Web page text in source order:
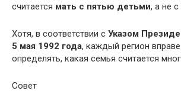
считается мать с пятью детьми, а не с
Хотя, в соответствии с Указом
5 мая 1992 года, каждый регион
определять, какая семья считается
Совет